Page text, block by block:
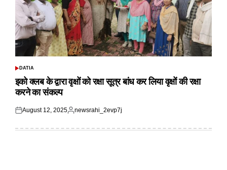
POSTED
DATIA
इको क्लब के द्वारा वृक्षों को रक्षा सूत्र बांध कर लिया वृक्षों की रक्षा
करने का संकल्प
Posted
August 12, 2025
Posted
newsrahi_2evp7j